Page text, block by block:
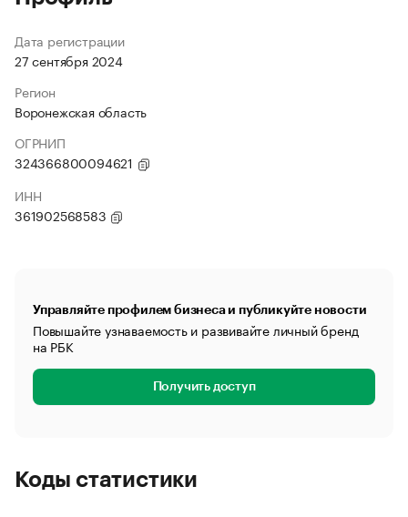
Дата регистрации
27 сентября 2024
Регион
Воронежская область
ОГРНИП
324366800094621
ИНН
361902568583
Управляйте профилем бизнеса и публикуйте новости
Повышайте узнаваемость и развивайте личный бренд
на РБК
Получить доступ
Коды статистики